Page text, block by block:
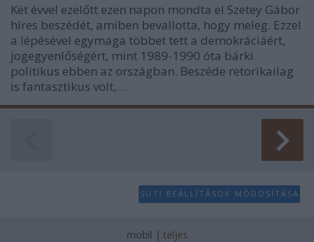
Két évvel ezelőtt ezen napon mondta el Szetey Gábor
híres beszédét, amiben bevallotta, hogy meleg. Ezzel
a lépésével egymaga többet tett a demokráciáért,
jogegyenlőségért, mint 1989-1990 óta bárki
politikus ebben az országban. Beszéde retorikailag
is fantasztikus volt,…
SÜTI BEÁLLÍTÁSOK MÓDOSÍTÁSA
mobil | teljes